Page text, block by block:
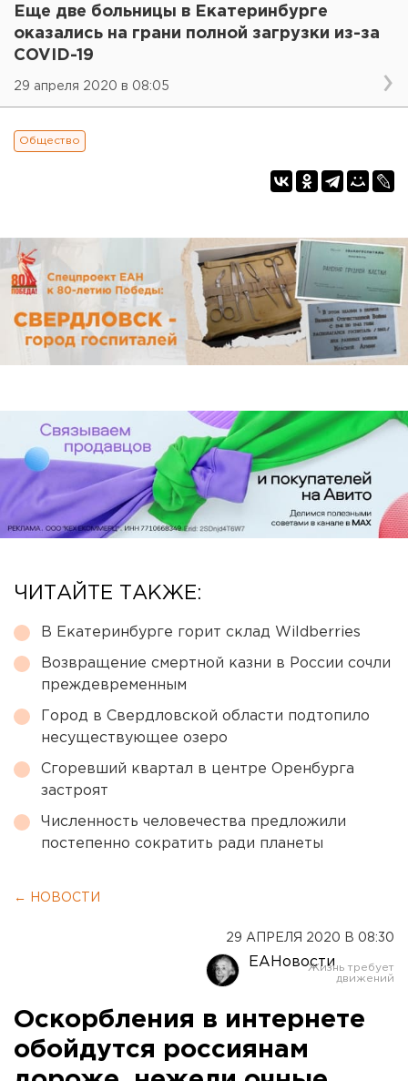
Еще две больницы в Екатеринбурге
оказались на грани полной загрузки из-за
COVID-19
29 апреля 2020 в 08:05
Общество
ЧИТАЙТЕ ТАКЖЕ:
В Екатеринбурге горит склад Wildberries
Возвращение смертной казни в России сочли
преждевременным
Город в Свердловской области подтопило
несуществующее озеро
Сгоревший квартал в центре Оренбурга
застроят
Численность человечества предложили
постепенно сократить ради планеты
← НОВОСТИ
29 АПРЕЛЯ 2020 В 08:30
ЕАНовости
Оскорбления в интернете
обойдутся россиянам